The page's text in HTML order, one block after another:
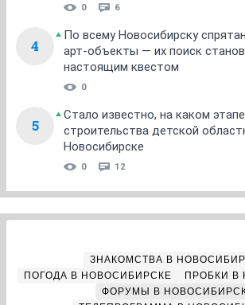
0 6
4
По всему Новосибирску
арт-объекты — их поиск
настоящим квестом
0
5
Стало известно, на каком
строительства детской
Новосибирске
0 12
ЗНАКОМСТВА В
ПОГОДА В НОВОСИБИРСКЕ
ПРОБКИ В
ФОРУМЫ В